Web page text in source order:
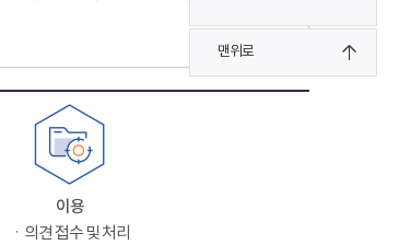
맨위로
이용
ㆍ의견 접수 및 처리